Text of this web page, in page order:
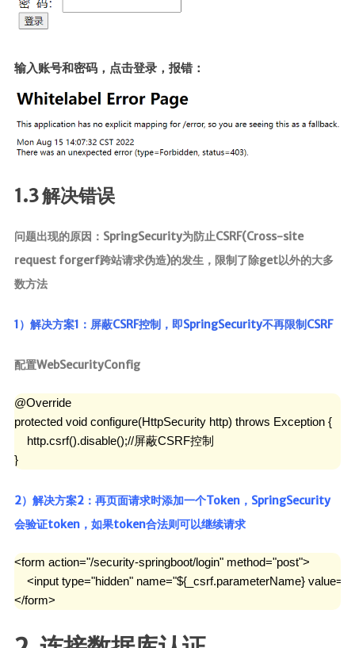
输入账号和密码，点击登录，报错：
1.3 解决错误
问题出现的原因：SpringSecurity为防止CSRF(Cross-site
request forgerf跨站请求伪造)的发生，限制了除get以外的大多
数方法
1）解决方案1：屏蔽CSRF控制，即SpringSecurity不再限制CSRF
配置WebSecurityConfig
@Override
protected void configure(HttpSecurity http) throws Exception {
    http.csrf().disable();//屏蔽CSRF控制
}
2）解决方案2：再页面请求时添加一个Token，SpringSecurity
会验证token，如果token合法则可以继续请求
<form action="/security-springboot/login" method="post">
<input type="hidden" name="${_csrf.parameterName}
</form>